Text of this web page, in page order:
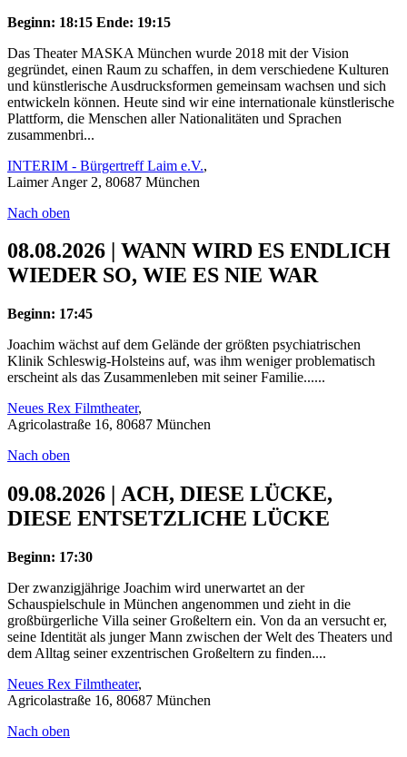
Beginn: 18:15 Ende: 19:15
Das Theater MASKA München wurde 2018 mit der Vision
gegründet, einen Raum zu schaffen, in dem verschiedene Kulturen
und künstlerische Ausdrucksformen gemeinsam wachsen und sich
entwickeln können. Heute sind wir eine internationale künstlerische
Plattform, die Menschen aller Nationalitäten und Sprachen
zusammenbri...
INTERIM - Bürgertreff Laim e.V.,
Laimer Anger 2, 80687 München
Nach oben
08.08.2026 | WANN WIRD ES ENDLICH
WIEDER SO, WIE ES NIE WAR
Beginn: 17:45
Joachim wächst auf dem Gelände der größten psychiatrischen
Klinik Schleswig-Holsteins auf, was ihm weniger problematisch
erscheint als das Zusammenleben mit seiner Familie......
Neues Rex Filmtheater,
Agricolastraße 16, 80687 München
Nach oben
09.08.2026 | ACH, DIESE LÜCKE,
DIESE ENTSETZLICHE LÜCKE
Beginn: 17:30
Der zwanzigjährige Joachim wird unerwartet an der
Schauspielschule in München angenommen und zieht in die
großbürgerliche Villa seiner Großeltern ein. Von da an versucht er,
seine Identität als junger Mann zwischen der Welt des Theaters und
dem Alltag seiner exzentrischen Großeltern zu finden....
Neues Rex Filmtheater,
Agricolastraße 16, 80687 München
Nach oben